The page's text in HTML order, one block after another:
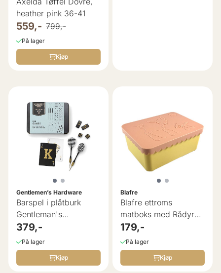
heather pink 36-41
559,- 799,-
På lager
Kjøp
Gentlemen’s Hardware
Barspel i plåtburk
Gentleman's
Hardware
379,-
På lager
Kjøp
Blafre
Blafre ettroms
matboks med Rådyr
gul/fersken
179,-
På lager
Kjøp